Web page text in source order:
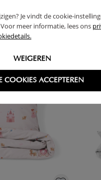
Je vindt de cookie-
meer informatie, lees ons
WEIGEREN
COOKIES ACCEPTEREN
GEKOCHT